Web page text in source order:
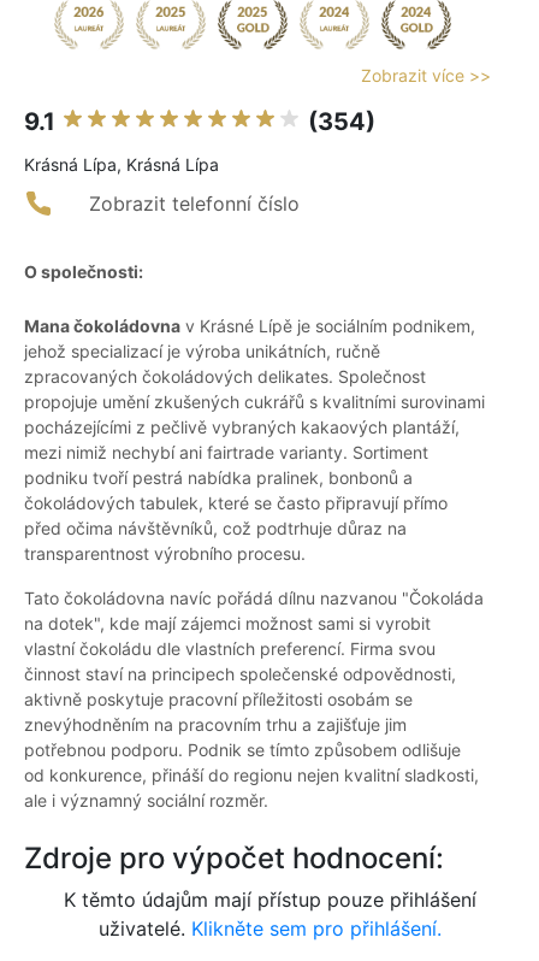
Zobrazit více >>
9.1 (354)
Krásná Lípa, Krásná Lípa
Zobrazit telefonní číslo
O společnosti:
Mana čokoládovna v Krásné Lípě je sociálním podnikem,
jehož specializací je výroba unikátních, ručně
zpracovaných čokoládových delikates. Společnost
propojuje umění zkušených cukrářů s kvalitními surovinami
pocházejícími z pečlivě vybraných kakaových plantáží,
mezi nimiž nechybí ani fairtrade varianty. Sortiment
podniku tvoří pestrá nabídka pralinek, bonbonů a
čokoládových tabulek, které se často připravují přímo
před očima návštěvníků, což podtrhuje důraz na
transparentnost výrobního procesu.
Tato čokoládovna navíc pořádá dílnu nazvanou "Čokoláda
na dotek", kde mají zájemci možnost sami si vyrobit
vlastní čokoládu dle vlastních preferencí. Firma svou
činnost staví na principech společenské odpovědnosti,
aktivně poskytuje pracovní příležitosti osobám se
znevýhodněním na pracovním trhu a zajišťuje jim
potřebnou podporu. Podnik se tímto způsobem odlišuje
od konkurence, přináší do regionu nejen kvalitní sladkosti,
ale i významný sociální rozměr.
Zdroje pro výpočet hodnocení:
K těmto údajům mají přístup pouze přihlášení
uživatelé. Klikněte sem pro přihlášení.